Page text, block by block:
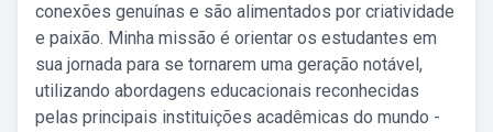
conexões genuínas e são alimentados por criatividade
e paixão. Minha missão é orientar os estudantes em
sua jornada para se tornarem uma geração notável,
utilizando abordagens educacionais reconhecidas
pelas principais instituições acadêmicas do mundo -